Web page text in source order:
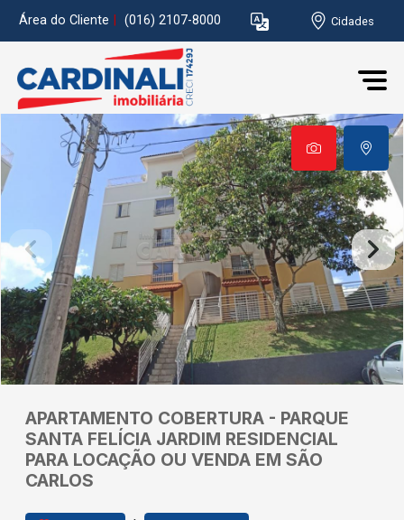
Área do Cliente (016) 2107-8000 Cidades
APARTAMENTO COBERTURA - PARQUE
SANTA FELÍCIA JARDIM RESIDENCIAL
PARA LOCAÇÃO OU VENDA EM SÃO
CARLOS